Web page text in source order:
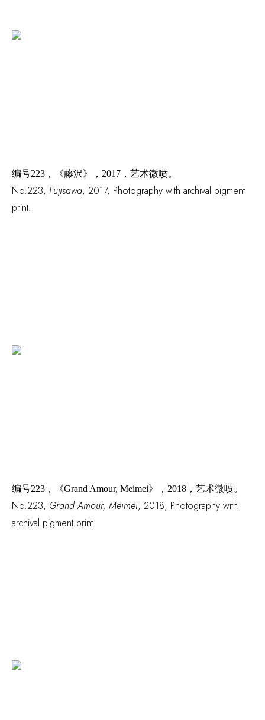
编号223，《藤沢》，2017，艺术微喷。
No.223, Fujisawa, 2017, Photography with archival pigment
print.
编号223， 《Grand Amour, Meimei》 ， 2018，艺术微喷。
No.223, Grand Amour, Meimei, 2018, Photography with
archival pigment print.